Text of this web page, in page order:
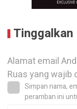
Tinggalkan
Alamat email
Ruas yang wajib
Simpan nama,
peramban ini